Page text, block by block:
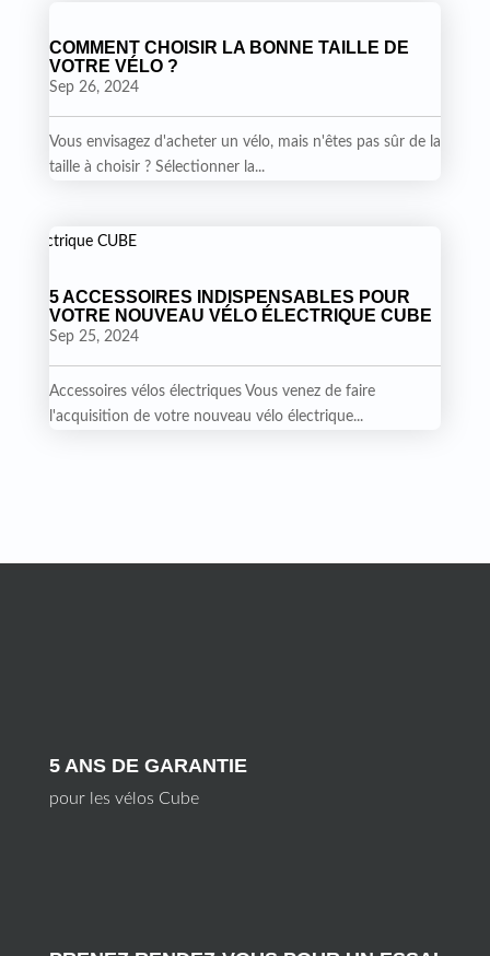
COMMENT CHOISIR LA BONNE TAILLE DE
VOTRE VÉLO ?
Sep 26, 2024
Vous envisagez d'acheter un vélo, mais n'êtes pas sûr de la
taille à choisir ? Sélectionner la...
5 ACCESSOIRES INDISPENSABLES POUR
VOTRE NOUVEAU VÉLO ÉLECTRIQUE CUBE
Sep 25, 2024
Accessoires vélos électriques Vous venez de faire
l'acquisition de votre nouveau vélo électrique...
5 ANS DE GARANTIE
pour les vélos Cube